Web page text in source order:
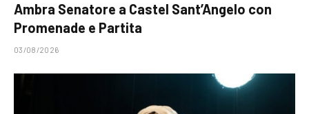
Ambra Senatore a Castel Sant’Angelo con
Promenade e Partita
03/08/2026